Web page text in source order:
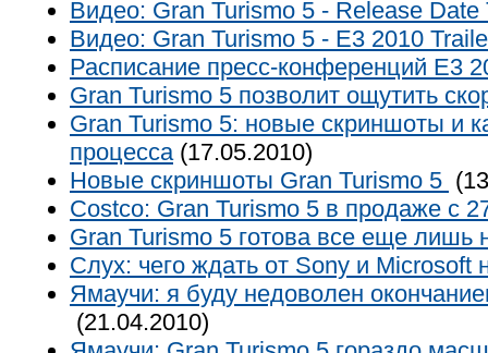
Видео: Gran Turismo 5 - Release Date
Видео: Gran Turismo 5 - E3 2010
Расписание пресс-конференций E3
Gran Turismo 5 позволит ощутить
Gran Turismo 5: новые скриншоты и
процесса(17.05.2010)
Новые скриншоты Gran Turismo 5
Costco: Gran Turismo 5 в продаже с
Gran Turismo 5 готова все еще лишь
Слух: чего ждать от Sony и Microsoft
Ямаучи: я буду недоволен
(21.04.2010)